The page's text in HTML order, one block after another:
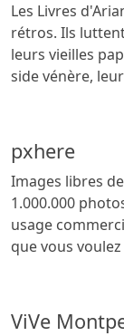
Les Livres
rétros. Ils
leurs vieilles
side vénère,
pxhere
Images libres
1.000.000
usage
que vous voulez
ViVe